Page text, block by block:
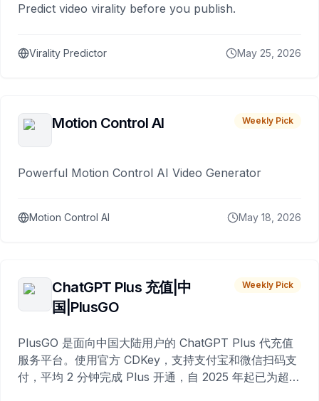
Predict video virality before you publish.
Virality Predictor May 25, 2026
Motion Control AI Weekly Pick
Powerful Motion Control AI Video Generator
Motion Control AI May 18, 2026
ChatGPT Plus 充值|中
国|PlusGO
Weekly Pick
PlusGO 是面向中国大陆用户的 ChatGPT Plus 代充值
服务平台。使用官方 CDKey，支持支付宝和微信扫码支
付，平均 2 分钟完成 Plus 开通，自 2025 年起已为超过